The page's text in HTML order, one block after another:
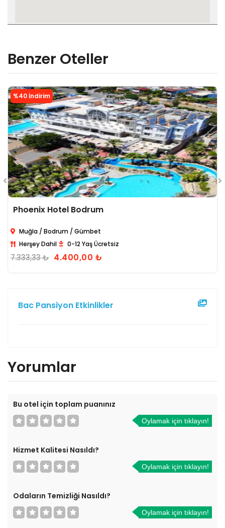
Benzer Oteller
%40 İndirim
Phoenix Hotel Bodrum
Muğla / Bodrum / Gümbet
Herşey Dahil
0-12 Yaş Ücretsiz
7.333,33₺ 4.400,00 ₺
Bac Pansiyon Etkinlikler
Yorumlar
Bu otel için toplam puanınız
Oylamak için tıklayın!
Hizmet Kalitesi Nasıldı?
Oylamak için tıklayın!
Odaların Temizliği Nasıldı?
Oylamak için tıklayın!